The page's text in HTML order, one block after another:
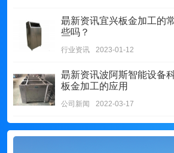
朂新资讯宜兴板金加工的
些吗？
行业资讯 2023-01-12
朂新资讯波阿斯智能设备
板金加工的应用
公司新闻 2022-03-17